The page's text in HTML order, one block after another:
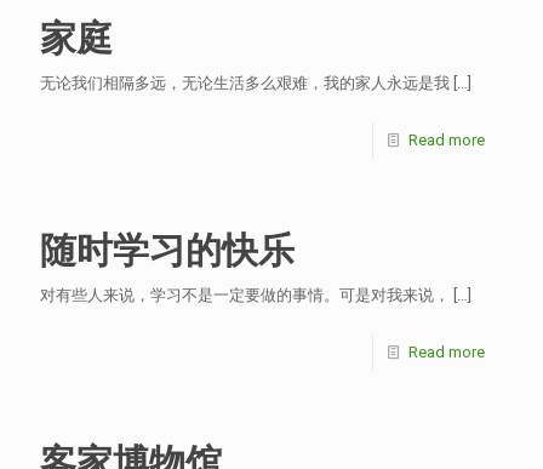
家庭
无论我们相隔多远，无论生活多么艰难，我的家人永远是我 […]
Read more
随时学习的快乐
对有些人来说，学习不是一定要做的事情。可是对我来说， […]
Read more